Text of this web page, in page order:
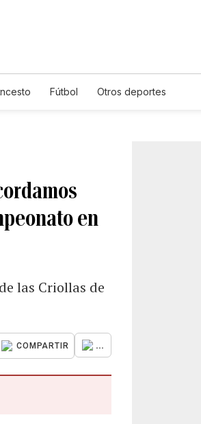
Fútbol Otros deportes
en
las Criollas de
COMPARTIR ...